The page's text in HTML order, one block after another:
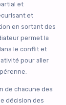
et
et
en sortant des
permet la
le conflit et
pour aller
de chacune des
décision des